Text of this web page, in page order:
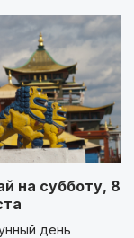
на субботу, 8
день